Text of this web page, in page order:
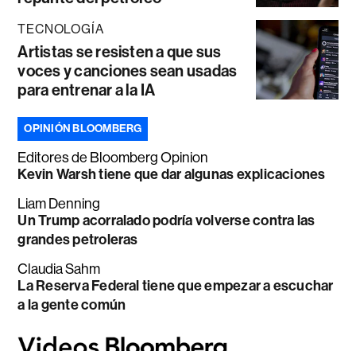
TECNOLOGÍA
Artistas se resisten a que sus
voces y canciones sean usadas
para entrenar a la IA
OPINIÓN BLOOMBERG
Editores de Bloomberg Opinion
Kevin Warsh tiene que dar algunas explicaciones
Liam Denning
Un Trump acorralado podría volverse contra las
grandes petroleras
Claudia Sahm
La Reserva Federal tiene que empezar a escuchar
a la gente común